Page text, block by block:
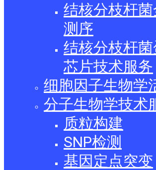
结核分枝杆
测序
结核分枝杆
芯片技术服务
细胞因子生物学
分子生物学技术
质粒构建
SNP检测
基因定点突变